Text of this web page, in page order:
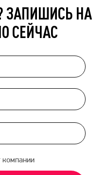
ЗАПИШИСЬ НА
СЕЙЧАС
компании